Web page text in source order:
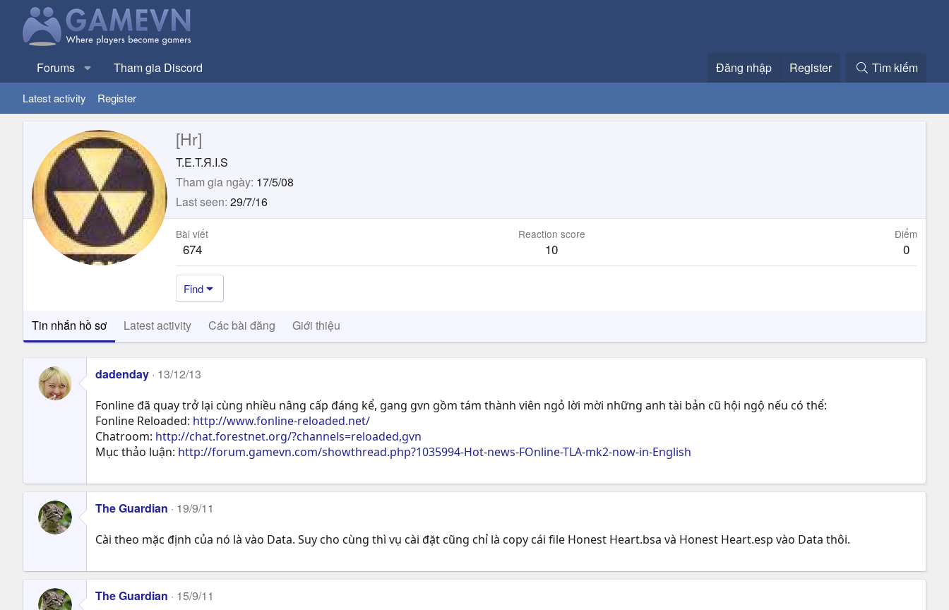
Forums Tham gia Discord Đăng nhập Register Tìm kiếm
Latest activity Register
[Hr]
T.E.T.Я.I.S
Tham gia ngày 17/5/08
Last seen 29/7/16
Bài viết
674
Reaction score
10
Điểm
0
Find
Tin nhắn hồ sơ Latest activity Các bài đăng Giới thiệu
dadenday 13/12/13
Fonline đã quay trở lại cùng nhiều nâng cấp đáng kể, gang gvn gồm tám thành viên ngỏ lời mời những anh tài bản cũ hội ngộ nếu có thể:
Fonline Reloaded: http://www.fonline-reloaded.net/
Chatroom: http://chat.forestnet.org/?channels=reloaded,gvn
Mục thảo luận: http://forum.gamevn.com/showthread.php?1035994-Hot-news-FOnline-TLA-mk2-now-in-English
The Guardian 19/9/11
Cài theo mặc định của nó là vào Data. Suy cho cùng thì vụ cài đặt cũng chỉ là copy cái file Honest Heart.bsa và Honest Heart.esp vào Data thôi.
The Guardian 15/9/11